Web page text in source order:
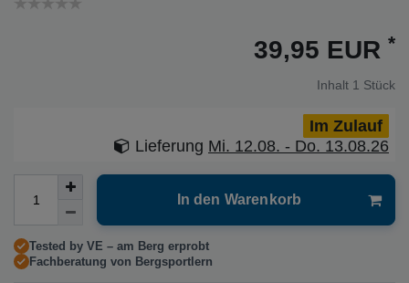
39,95 EUR *
Inhalt 1 Stück
Im Zulauf
Lieferung Mi. 12.08. - Do. 13.08.26
In den Warenkorb
Tested by VE – am Berg erprobt
Fachberatung von Bergsportlern